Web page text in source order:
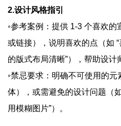
2.设计风格指引
◦参考案例：提供 1-3 个喜欢
或链接），说明喜欢的点（如 “
的版式布局清晰”），帮助设计
◦禁忌要求：明确不可使用的
体），或需避免的设计问题（
用模糊图片”）。